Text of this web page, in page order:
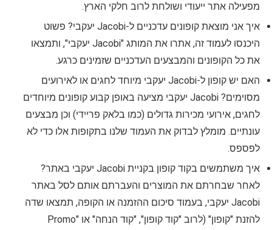
מפעילה אתר ייעודי ושולחת לרוב חלקי הארץ.
איך אני מוצאת קופונים עדכניים ל-Jacobi יעקבי? פשוט
היכנסו לעמוד זה, אתרו את המותג "Jacobi יעקבי", ותמצאו
את כל הקופונים והמבצעים העדכניים שזמינים כרגע.
האם יש קופון ל-Jacobi יעקבי מיוחד לחגים או לאירועים
מסוימים? Jacobi יעקבי מציעה באופן קבוע קופונים מיוחדים
לחגים, אירועי מכירות גדולים (כמו בלאק פריידי) וכן מבצעים
עונתיים. מומלץ לבדוק את העמוד שלנו בתקופות אלו כדי לא
לפספס.
איך משתמשים בקוד קופון בקניית Jacobi יעקבי באתר?
לאחר שבחרתם את המוצרים והעברתם אותם לסל באתר
Jacobi יעקבי, בעמוד סיכום ההזמנה או הקופה, תמצאו שדה
להזנת "קופון" (לרוב "קוד קופון", "קוד הנחה" או "Promo